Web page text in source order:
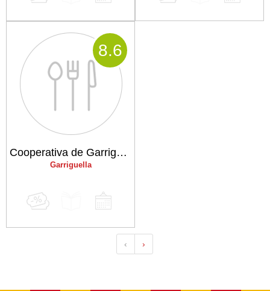
Cooperativa de Garriguella
Garriguella
8.6
‹ ›